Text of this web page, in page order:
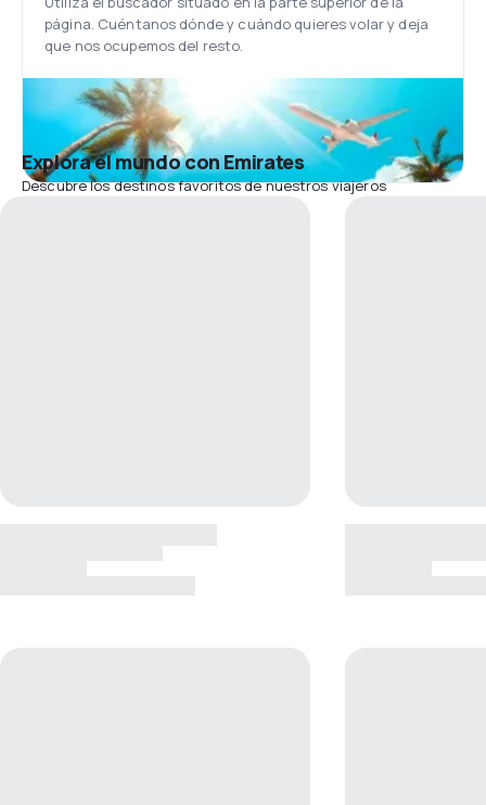
página. Cuéntanos dónde y cuándo quieres volar y deja
que nos ocupemos del resto.
Explora el mundo con Emirates
Descubre los destinos favoritos de nuestros viajeros